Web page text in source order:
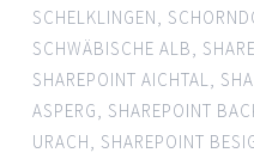
SCHELKLINGEN,
SCHWÄBISCHE ALB,
SHAREPOINT AICHTAL,
ASPERG, SHAREPOINT
URACH, SHAREPOINT